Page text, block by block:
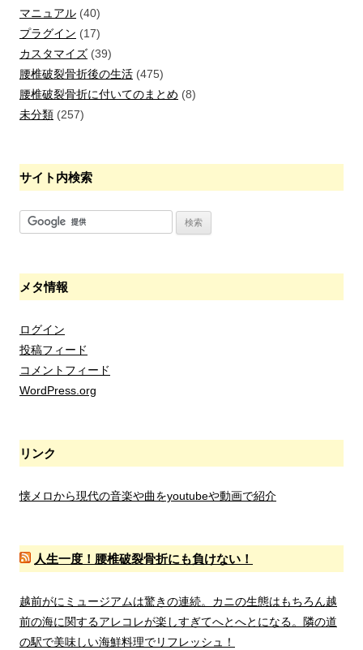
マニュアル (40)
プラグイン (17)
カスタマイズ (39)
腰椎破裂骨折後の生活 (475)
腰椎破裂骨折に付いてのまとめ (8)
未分類 (257)
サイト内検索
メタ情報
ログイン
投稿フィード
コメントフィード
WordPress.org
リンク
懐メロから現代の音楽や曲をyoutubeや動画で紹介
人生一度！腰椎破裂骨折にも負けない！
越前がにミュージアムは驚きの連続。カニの生態はもちろん越
前の海に関するアレコレが楽しすぎてへとへとになる。隣の道
の駅で美味しい海鮮料理でリフレッシュ！